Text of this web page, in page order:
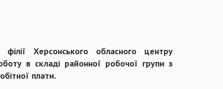
філії Херсонського обласного центру
в складі районної робочої групи з
плати.